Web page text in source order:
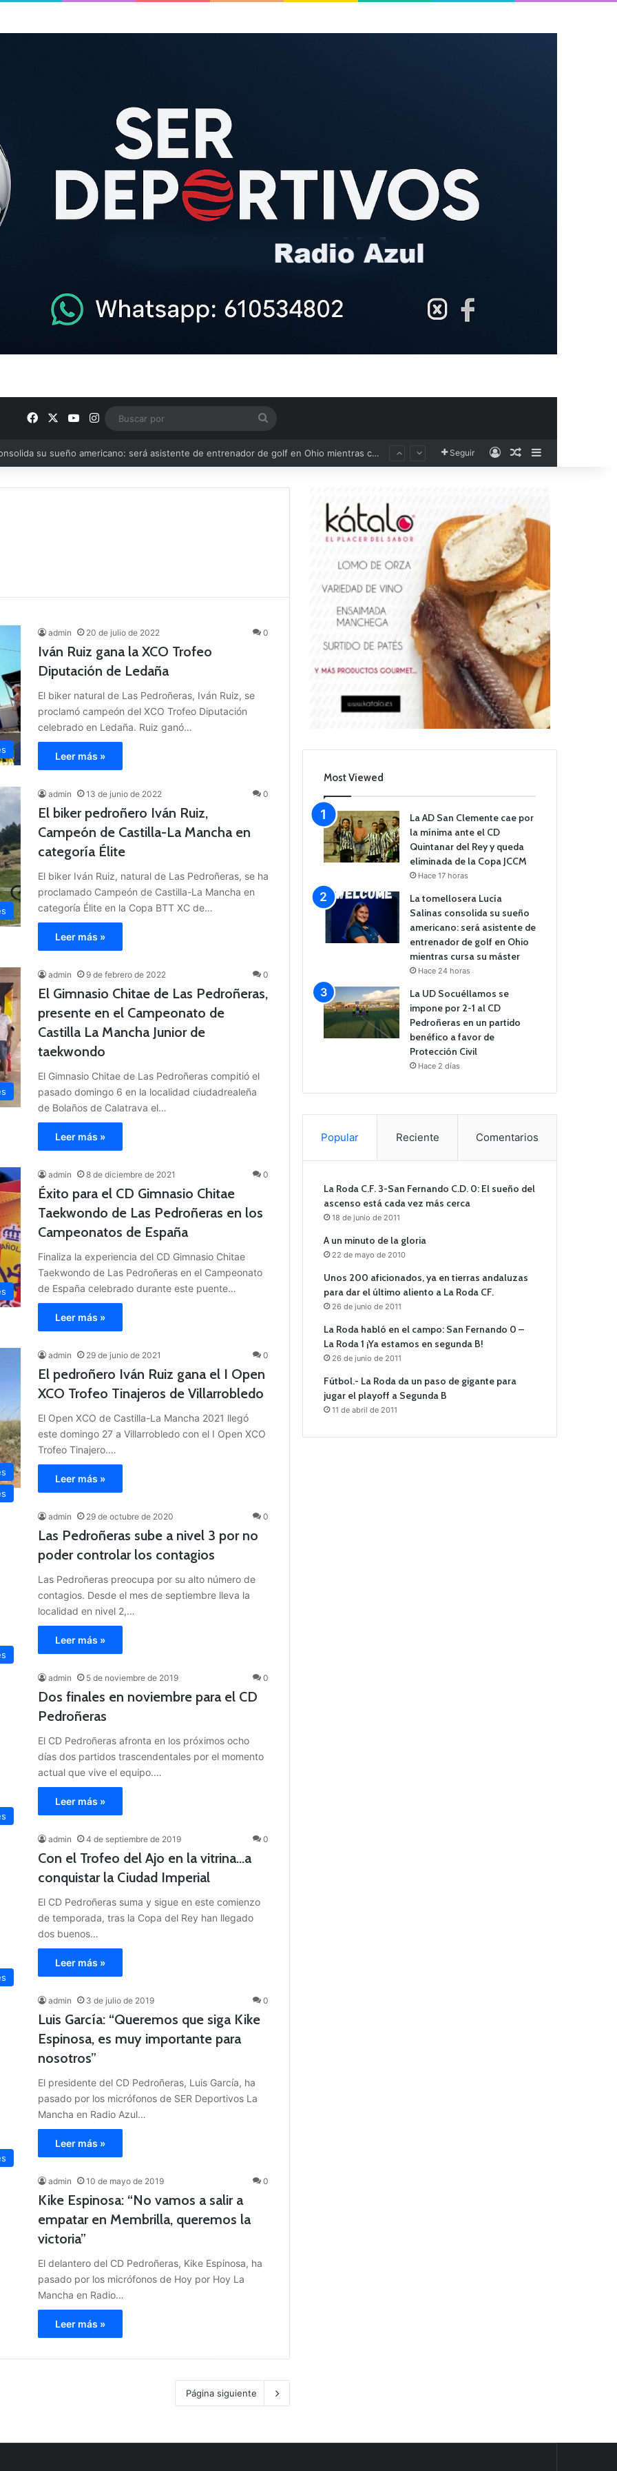
FacebookYouTube
Instagram
2-1 al CD Pedroñeras en un partido benéfico a favor de Protección Civil
Seguir AccesoPublicación al
admin 20 de julio de 2022 0
Iván Ruiz gana la XCO Trofeo
Diputación de Ledaña
El biker natural de Las Pedroñeras, Iván Ruiz, se
proclamó campeón del XCO Trofeo Diputación
celebrado en Ledaña. Ruiz ganó…
Leer más »
admin 13 de junio de 2022 0
El biker pedroñero Iván Ruiz,
Campeón de Castilla-La Mancha en
categoría Élite
El biker Iván Ruiz, natural de Las Pedroñeras, se ha
proclamado Campeón de Castilla-La Mancha en
categoría Élite en la Copa BTT XC de…
Leer más »
admin 9 de febrero de 2022 0
El Gimnasio Chitae de Las Pedroñeras,
presente en el Campeonato de
Castilla La Mancha Junior de
taekwondo
El Gimnasio Chitae de Las Pedroñeras compitió el
pasado domingo 6 en la localidad ciudadrealeña
de Bolaños de Calatrava el…
Leer más »
admin 8 de diciembre de 2021 0
Éxito para el CD Gimnasio Chitae
Taekwondo de Las Pedroñeras en los
Campeonatos de España
Finaliza la experiencia del CD Gimnasio Chitae
Taekwondo de Las Pedroñeras en el Campeonato
de España celebrado durante este puente…
Leer más »
admin 29 de junio de 2021 0
El pedroñero Iván Ruiz gana el I Open
XCO Trofeo Tinajeros de Villarrobledo
El Open XCO de Castilla-La Mancha 2021 llegó
este domingo 27 a Villarrobledo con el I Open XCO
Trofeo Tinajero.…
Leer más »
admin 29 de octubre de 2020 0
Las Pedroñeras sube a nivel 3 por no
poder controlar los contagios
Las Pedroñeras preocupa por su alto número de
contagios. Desde el mes de septiembre lleva la
localidad en nivel 2,…
Leer más »
admin 5 de noviembre de 2019 0
Dos finales en noviembre para el CD
Pedroñeras
El CD Pedroñeras afronta en los próximos ocho
días dos partidos trascendentales por el momento
actual que vive el equipo.…
Leer más »
admin 4 de septiembre de 2019 0
Con el Trofeo del Ajo en la vitrina…a
conquistar la Ciudad Imperial
El CD Pedroñeras suma y sigue en este comienzo
de temporada, tras la Copa del Rey han llegado
dos buenos…
Leer más »
admin 3 de julio de 2019 0
Luis García: “Queremos que siga Kike
Espinosa, es muy importante para
nosotros”
El presidente del CD Pedroñeras, Luis García, ha
pasado por los micrófonos de SER Deportivos La
Mancha en Radio Azul…
Leer más »
admin 10 de mayo de 2019 0
Kike Espinosa: “No vamos a salir a
empatar en Membrilla, queremos la
victoria”
El delantero del CD Pedroñeras, Kike Espinosa, ha
pasado por los micrófonos de Hoy por Hoy La
Mancha en Radio…
Leer más »
Página siguiente
Most Viewed
La AD San Clemente cae por
la mínima ante el CD
Quintanar del Rey y queda
eliminada de la Copa JCCM
Hace 17 horas
La tomellosera Lucía
Salinas consolida su sueño
americano: será asistente de
entrenador de golf en Ohio
mientras cursa su máster
Hace 24 horas
La UD Socuéllamos se
impone por 2-1 al CD
Pedroñeras en un partido
benéfico a favor de
Protección Civil
Hace 2 días
Popular Reciente Comentarios
La Roda C.F. 3-San Fernando C.D. 0: El sueño del
ascenso está cada vez más cerca
18 de junio de 2011
A un minuto de la gloria
22 de mayo de 2010
Unos 200 aficionados, ya en tierras andaluzas
para dar el último aliento a La Roda CF.
26 de junio de 2011
La Roda habló en el campo: San Fernando 0 –
La Roda 1 ¡Ya estamos en segunda B!
26 de junio de 2011
Fútbol.- La Roda da un paso de gigante para
jugar el playoff a Segunda B
11 de abril de 2011